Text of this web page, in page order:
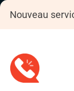
Nouveau